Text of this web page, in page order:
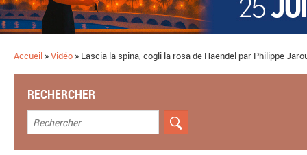
Accueil »Vidéo » Lascia la spina, cogli la rosa de Haendel par Philippe
RECHERCHER